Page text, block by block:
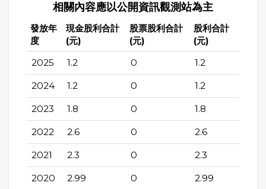
相關內容應以公開資訊觀測站為主
發放年
度
現金股利合計
(元)
股票股利合計
(元)
股利合計
(元)
2025 1.2 0 1.2
2024 1.2 0 1.2
2023 1.8 0 1.8
2022 2.6 0 2.6
2021 2.3 0 2.3
2020 2.99 0 2.99